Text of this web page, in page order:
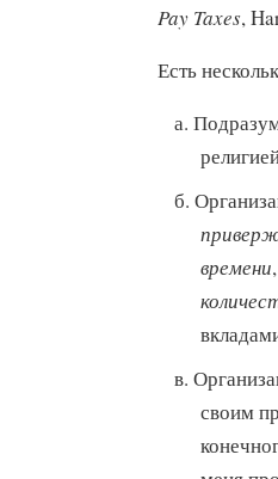
Pay Taxes,
Есть
а.
б.
времени
в.
своим